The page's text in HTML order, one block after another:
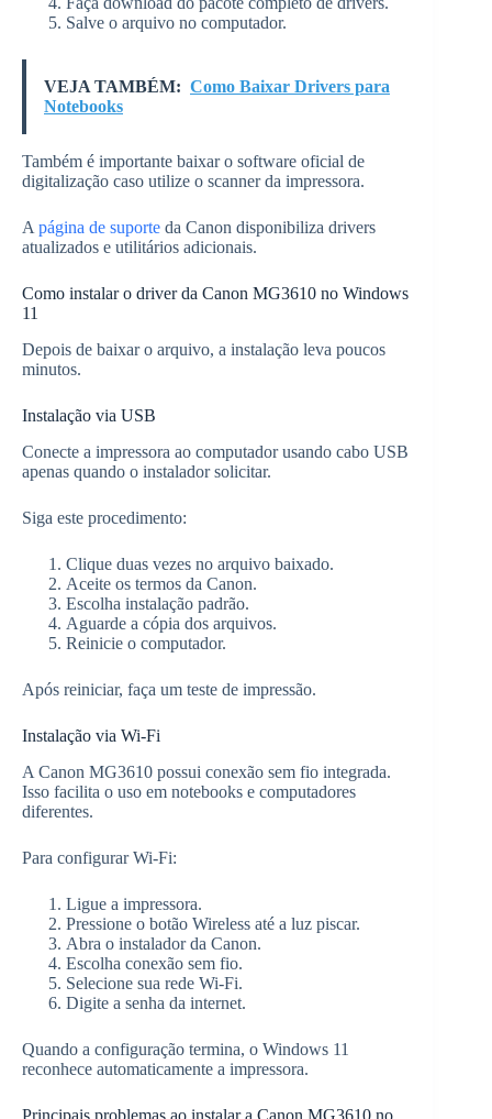
Salve o arquivo no computador.
VEJA TAMBÉM: Como Baixar Drivers para
Notebooks
Também é importante baixar o software oficial de
digitalização caso utilize o scanner da impressora.
Apágina de suporte da Canon disponibiliza drivers
atualizados e utilitários adicionais.
Como instalar o driver da Canon MG3610 no Windows
11
Depois de baixar o arquivo, a instalação leva poucos
minutos.
Instalação via USB
Conecte a impressora ao computador usando cabo USB
apenas quando o instalador solicitar.
Siga este procedimento:
Clique duas vezes no arquivo baixado.
Aceite os termos da Canon.
Escolha instalação padrão.
Aguarde a cópia dos arquivos.
Reinicie o computador.
Após reiniciar, faça um teste de impressão.
Instalação via Wi-Fi
A Canon MG3610 possui conexão sem fio integrada.
Isso facilita o uso em notebooks e computadores
diferentes.
Para configurar Wi-Fi:
Ligue a impressora.
Pressione o botão Wireless até a luz piscar.
Abra o instalador da Canon.
Escolha conexão sem fio.
Selecione sua rede Wi-Fi.
Digite a senha da internet.
Quando a configuração termina, o Windows 11
reconhece automaticamente a impressora.
Principais problemas ao instalar a Canon MG3610 no